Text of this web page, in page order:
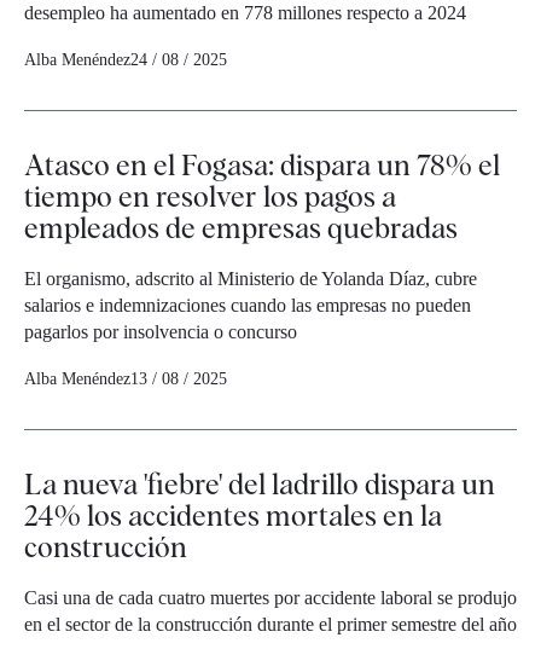
desempleo ha aumentado en 778 millones respecto a 2024
Alba Menéndez24 / 08 / 2025
Atasco en el Fogasa: dispara un 78% el
tiempo en resolver los pagos a
empleados de empresas quebradas
El organismo, adscrito al Ministerio de Yolanda Díaz, cubre
salarios e indemnizaciones cuando las empresas no pueden
pagarlos por insolvencia o concurso
Alba Menéndez13 / 08 / 2025
La nueva 'fiebre' del ladrillo dispara un
24% los accidentes mortales en la
construcción
Casi una de cada cuatro muertes por accidente laboral se produjo
en el sector de la construcción durante el primer semestre del año